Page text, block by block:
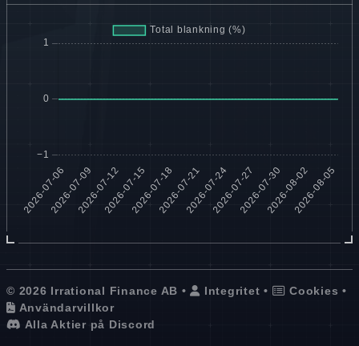
© 2026 Irrational Finance AB • Integritet • Cookies •
Användarvillkor
Alla Aktier på Discord